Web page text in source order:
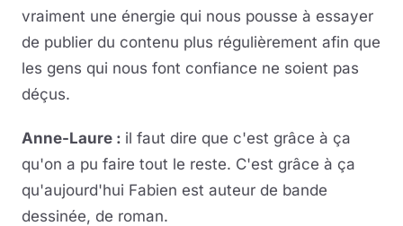
vraiment une énergie qui nous pousse à essayer
de publier du contenu plus régulièrement afin que
les gens qui nous font confiance ne soient pas
déçus.
Anne-Laure : il faut dire que c'est grâce à ça
qu'on a pu faire tout le reste. C'est grâce à ça
qu'aujourd'hui Fabien est auteur de bande
dessinée, de roman.